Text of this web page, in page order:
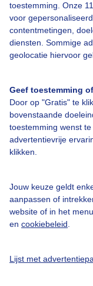
toestemming. Onze
voor
contentmetingen,
diensten. Sommige
geolocatie hiervoor
Geef toestemming
Door op "Gratis" te
bovenstaande
toestemming wenst
advertentievrije
klikken.
Jouw keuze geldt
aanpassen of
website of in het
en cookiebeleid
Lijst met
Bedrijfsgegevens
Veelgestelde
Contact
Adverteren